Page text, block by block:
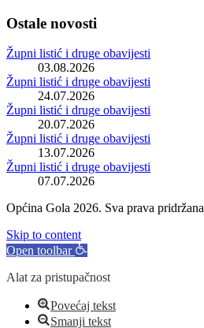
Ostale novosti
Župni listić i druge obavijesti
03.08.2026
Župni listić i druge obavijesti
24.07.2026
Župni listić i druge obavijesti
20.07.2026
Župni listić i druge obavijesti
13.07.2026
Župni listić i druge obavijesti
07.07.2026
Općina Gola 2026. Sva prava pridržana
Skip to content
Open toolbar
Alat za pristupačnost
Povećaj tekst
Smanji tekst